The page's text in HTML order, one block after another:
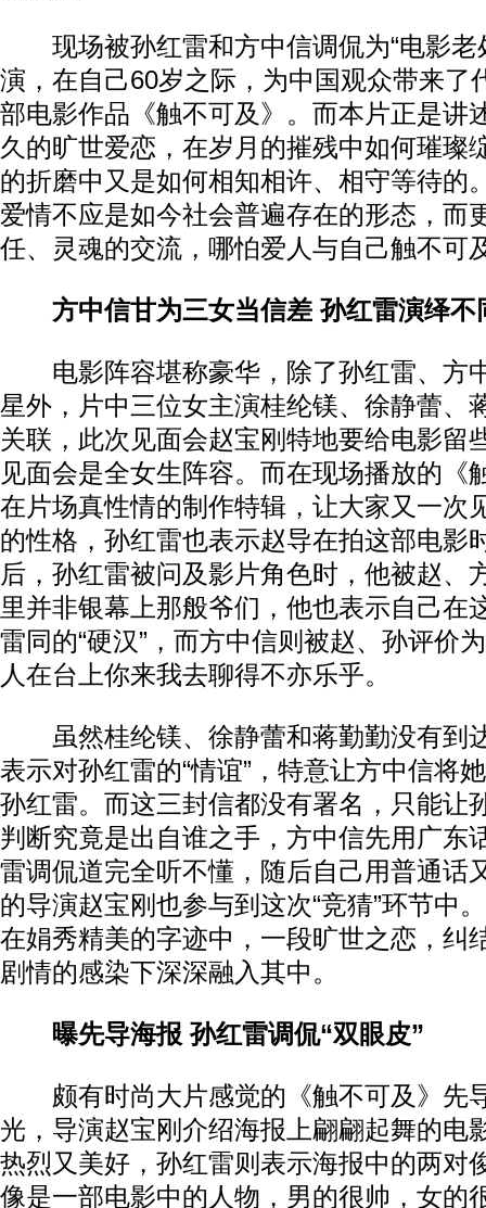
现场被孙红雷和方中信调侃为“电影老
演，在自己60岁之际，为中国观众带来了
部电影作品《触不可及》。而本片正是讲
久的旷世爱恋，在岁月的摧残中如何璀璨
的折磨中又是如何相知相许、相守等待的
爱情不应是如今社会普遍存在的形态，而
任、灵魂的交流，哪怕爱人与自己触不可
方中信甘为三女当信差 孙红雷演绎不
电影阵容堪称豪华，除了孙红雷、方
星外，片中三位女主演桂纶镁、徐静蕾、
关联，此次见面会赵宝刚特地要给电影留
见面会是全女生阵容。而在现场播放的《
在片场真性情的制作特辑，让大家又一次
的性格，孙红雷也表示赵导在拍这部电影
后，孙红雷被问及影片角色时，他被赵、
里并非银幕上那般爷们，他也表示自己在
雷同的“硬汉”，而方中信则被赵、孙评价
人在台上你来我去聊得不亦乐乎。
虽然桂纶镁、徐静蕾和蒋勤勤没有到
表示对孙红雷的“情谊”，特意让方中信将
孙红雷。而这三封信都没有署名，只能让
判断究竟是出自谁之手，方中信先用广东
雷调侃道完全听不懂，随后自己用普通话
的导演赵宝刚也参与到这次“竞猜”环节中
在娟秀精美的字迹中，一段旷世之恋，纠
剧情的感染下深深融入其中。
曝先导海报 孙红雷调侃“双眼皮”
颇有时尚大片感觉的《触不可及》先
光，导演赵宝刚介绍海报上翩翩起舞的电
热烈又美好，孙红雷则表示海报中的两对
像是一部电影中的人物，男的很帅，女的